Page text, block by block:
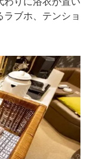
ブホ、テンショ